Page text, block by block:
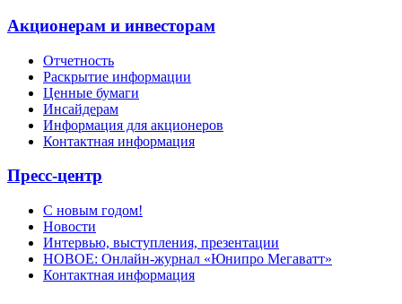
Акционерам и инвесторам
Отчетность
Раскрытие информации
Ценные бумаги
Инсайдерам
Информация для акционеров
Контактная информация
Пресс-центр
С новым годом!
Новости
Интервью, выступления, презентации
НОВОЕ: Онлайн-журнал «Юнипро Мегаватт»
Контактная информация